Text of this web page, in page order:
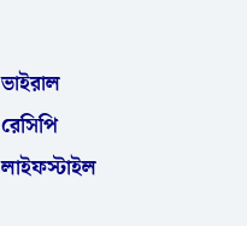
ভাইরাল
রেসিপি
লাইফস্টাইল